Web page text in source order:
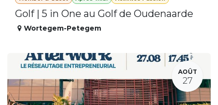
Golf | 5 in One au Golf de Oudenaarde
Wortegem-Petegem
AOÛT
27